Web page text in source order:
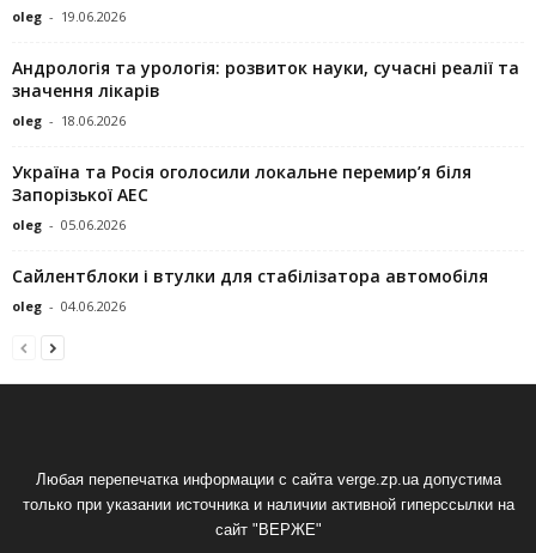
oleg - 19.06.2026
Андрологія та урологія: розвиток науки, сучасні реалії та
значення лікарів
oleg - 18.06.2026
Україна та Росія оголосили локальне перемир’я біля
Запорізької АЕС
oleg - 05.06.2026
Сайлентблоки і втулки для стабілізатора автомобіля
oleg - 04.06.2026
Любая перепечатка информации с сайта verge.zp.ua допустима
только при указании источника и наличии активной гиперссылки на
сайт "ВЕРЖЕ"